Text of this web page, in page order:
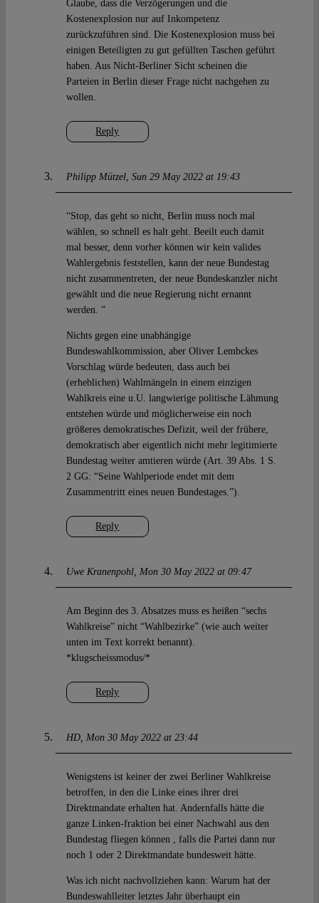
Reply
Glaube, dass die Verzögerungen und die
Kostenexplosion nur auf Inkompetenz
zurückzuführen sind. Die Kostenexplosion muss bei
einigen Beteiligten zu gut gefüllten Taschen geführt
haben. Aus Nicht-Berliner Sicht scheinen die
Parteien in Berlin dieser Frage nicht nachgehen zu
wollen.
Philipp Mützel Sun 29 May 2022 at 19:43
Reply
“Stop, das geht so nicht, Berlin muss noch mal
wählen, so schnell es halt geht. Beeilt euch damit
mal besser, denn vorher können wir kein valides
Wahlergebnis feststellen, kann der neue Bundestag
nicht zusammentreten, der neue Bundeskanzler nicht
gewählt und die neue Regierung nicht ernannt
werden. ”
Nichts gegen eine unabhängige
Bundeswahlkommission, aber Oliver Lembckes
Vorschlag würde bedeuten, dass auch bei
(erheblichen) Wahlmängeln in einem einzigen
Wahlkreis eine u.U. langwierige politische Lähmung
entstehen würde und möglicherweise ein noch
größeres demokratisches Defizit, weil der frühere,
demokratisch aber eigentlich nicht mehr legitimierte
Bundestag weiter amtieren würde (Art. 39 Abs. 1 S.
2 GG: “Seine Wahlperiode endet mit dem
Zusammentritt eines neuen Bundestages.”).
Uwe Kranenpohl Mon 30 May 2022 at 09:47
Reply
Am Beginn des 3. Absatzes muss es heißen “sechs
Wahlkreise” nicht “Wahlbezirke” (wie auch weiter
unten im Text korrekt benannt).
*klugscheissmodus/*
HD Mon 30 May 2022 at 23:44
Wenigstens ist keiner der zwei Berliner Wahlkreise
betroffen, in den die Linke eines ihrer drei
Direktmandate erhalten hat. Andernfalls hätte die
ganze Linken-fraktion bei einer Nachwahl aus den
Bundestag fliegen können , falls die Partei dann nur
noch 1 oder 2 Direktmandate bundesweit hätte.
Was ich nicht nachvollziehen kann: Warum hat der
Bundeswahlleiter letztes Jahr überhaupt ein